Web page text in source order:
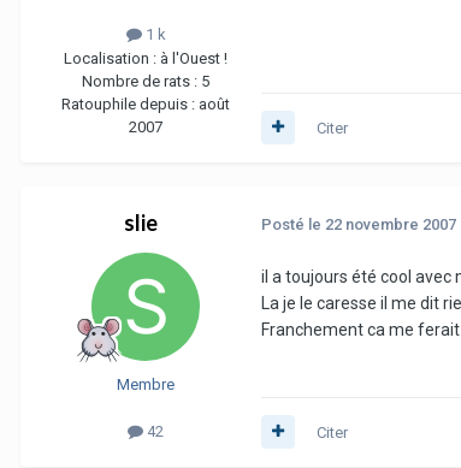
1 k
Localisation : à l'Ouest !
Nombre de rats : 5
Ratouphile depuis : août
2007
Citer
slie
Membre
42
Posté le 22 novembre 2007
il a toujours été cool avec
La je le caresse il me dit
Franchement ca me
Citer